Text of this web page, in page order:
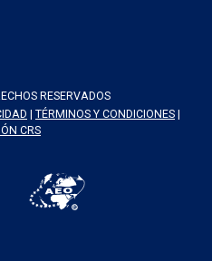
RESERVADOS
| TÉRMINOS Y CONDICIONES |
CRS